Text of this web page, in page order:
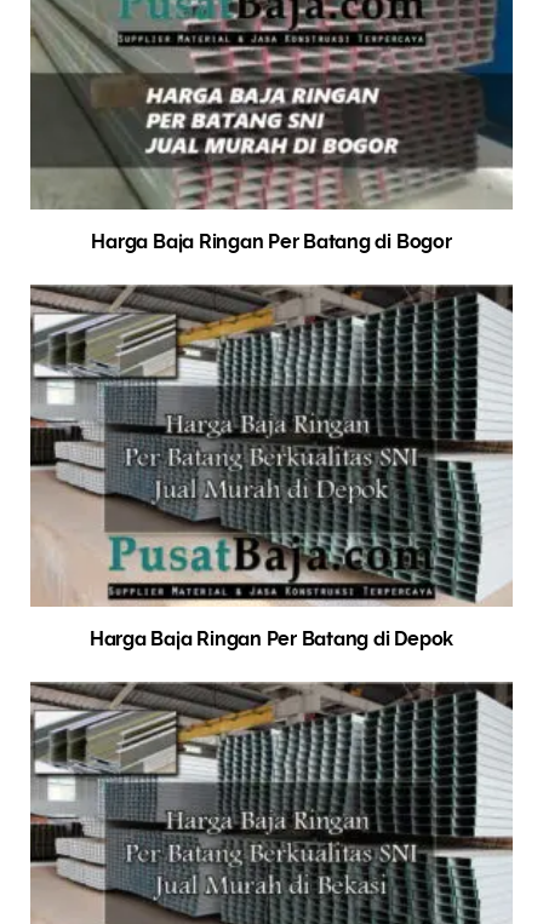
Harga Baja Ringan Per Batang di Bogor
Harga Baja Ringan Per Batang di Depok